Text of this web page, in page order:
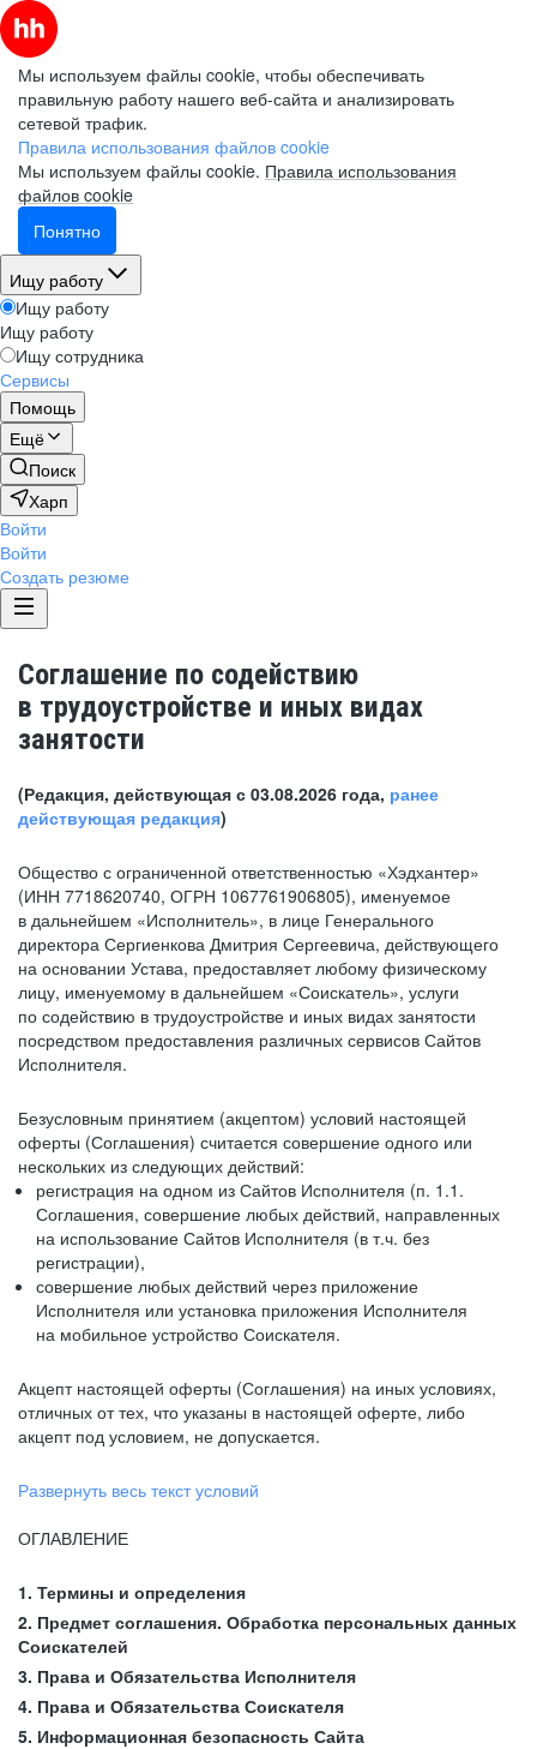
Мы используем файлы cookie, чтобы обеспечивать
правильную работу нашего веб-сайта и анализировать
сетевой трафик.
Правила использования файлов cookie
Мы используем файлы cookie. Правила использования
файлов cookie
Понятно
Ищу работу
Ищу работу
Ищу работу
Ищу сотрудника
Сервисы
Помощь
Ещё
Поиск
Харп
Войти
Войти
Создать резюме
Соглашение по содействию
в трудоустройстве и иных видах
занятости
(Редакция, действующая с 03.08.2026 года, ранее
действующая редакция)
Общество с ограниченной ответственностью «Хэдхантер»
(ИНН 7718620740, ОГРН 1067761906805), именуемое
в дальнейшем «Исполнитель», в лице Генерального
директора Сергиенкова Дмитрия Сергеевича, действующего
на основании Устава, предоставляет любому физическому
лицу, именуемому в дальнейшем «Соискатель», услуги
по содействию в трудоустройстве и иных видах занятости
посредством предоставления различных сервисов Сайтов
Исполнителя.
Безусловным принятием (акцептом) условий настоящей
оферты (Соглашения) считается совершение одного или
нескольких из следующих действий:
регистрация на одном из Сайтов Исполнителя (п. 1.1.
Соглашения, совершение любых действий, направленных
на использование Сайтов Исполнителя (в т.ч. без
регистрации),
совершение любых действий через приложение
Исполнителя или установка приложения Исполнителя
на мобильное устройство Соискателя.
Акцепт настоящей оферты (Соглашения) на иных условиях,
отличных от тех, что указаны в настоящей оферте, либо
акцепт под условием, не допускается.
Развернуть весь текст условий
ОГЛАВЛЕНИЕ
1. Термины и определения
2. Предмет соглашения. Обработка персональных данных
Соискателей
3. Права и Обязательства Исполнителя
4. Права и Обязательства Соискателя
5. Информационная безопасность Сайта